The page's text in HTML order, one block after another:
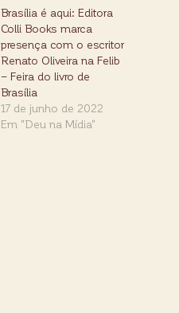
Brasília é aqui: Editora
Colli Books marca
presença com o escritor
Renato Oliveira na Felib
– Feira do livro de
Brasília
17 de junho de 2022
Em "Deu na Mídia"